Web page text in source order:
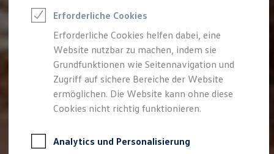
Elektroauto Leasing
Kleinwagen-Leasing
Leasing ohne Anzahlung
Finanzierung
Autokredit mit Schlussrate
Versicherungen und Garantien
Kfz-Versicherung
Restschuldversicherungen
Garantien
Professional Class bei Volkswagen
Erforderliche Cookies
Erforderliche Cookies helfen dabei, eine
Website nutzbar zu machen, indem sie
Grundfunktionen wie Seitennavigation und
Zugriff auf sichere Bereiche der Website
ermöglichen. Die Website kann ohne diese
Cookies nicht richtig funktionieren.
Analytics und Personalisierung